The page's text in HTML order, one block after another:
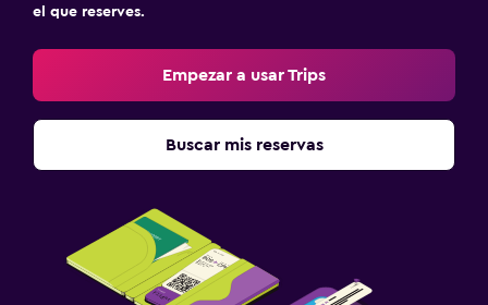
el que reserves.
Empezar a usar Trips
Buscar mis reservas